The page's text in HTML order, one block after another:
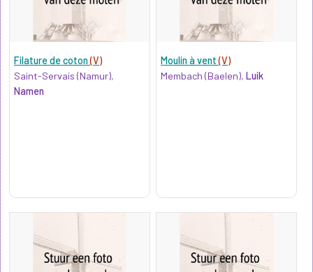
Filature de coton(V)
Saint-Servais (Namur),
Namen
Moulin à vent(V)
Membach (Baelen),Luik